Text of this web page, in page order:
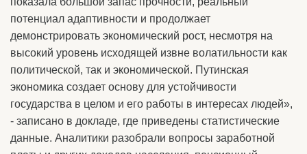
потенциал адаптивности и продолжает
демонстрировать экономический рост, несмотря на
высокий уровень исходящей извне волатильности как
политической, так и экономической. Путинская
экономика создает основу для устойчивости
государства в целом и его работы в интересах людей»,
- записано в докладе, где приведены статистические
данные. Аналитики разобрали вопросы заработной